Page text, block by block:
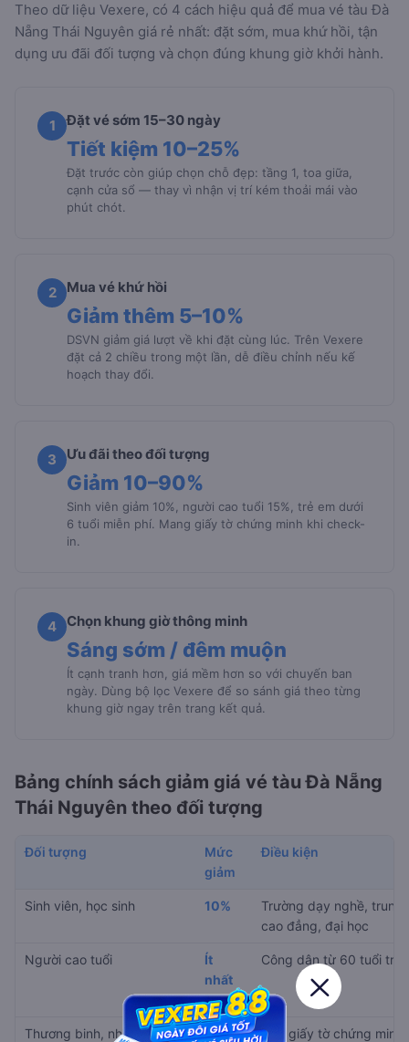
Theo dữ liệu Vexere, có 4 cách hiệu quả để mua vé tàu Đà
Nẵng Thái Nguyên giá rẻ nhất: đặt sớm, mua khứ hồi, tận
dụng ưu đãi đối tượng và chọn đúng khung giờ khởi hành.
1 Đặt vé sớm 15–30 ngày
Tiết kiệm 10–25%
Đặt trước còn giúp chọn chỗ đẹp: tầng 1, toa giữa,
cạnh cửa sổ — thay vì nhận vị trí kém thoải mái vào
phút chót.
2 Mua vé khứ hồi
Giảm thêm 5–10%
DSVN giảm giá lượt về khi đặt cùng lúc. Trên Vexere
đặt cả 2 chiều trong một lần, dễ điều chỉnh nếu kế
hoạch thay đổi.
3 Ưu đãi theo đối tượng
Giảm 10–90%
Sinh viên giảm 10%, người cao tuổi 15%, trẻ em dưới
6 tuổi miễn phí. Mang giấy tờ chứng minh khi check-
in.
4 Chọn khung giờ thông minh
Sáng sớm / đêm muộn
Ít cạnh tranh hơn, giá mềm hơn so với chuyến ban
ngày. Dùng bộ lọc Vexere để so sánh giá theo từng
khung giờ ngay trên trang kết quả.
Bảng chính sách giảm giá vé tàu Đà Nẵng
Thái Nguyên theo đối tượng
Đối tượng
Mức
giảm
Điều kiện
Sinh viên, học sinh 10%
Trường dạy nghề, trung
cao đẳng, đại học
Người cao tuổi
Ít
nhất
15%
Công dân từ 60 tuổi trở
Thương binh, nhiễm chất
30% Cần giấy tờ chứng minh